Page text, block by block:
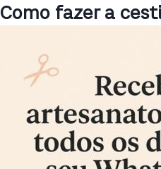
Como fazer a